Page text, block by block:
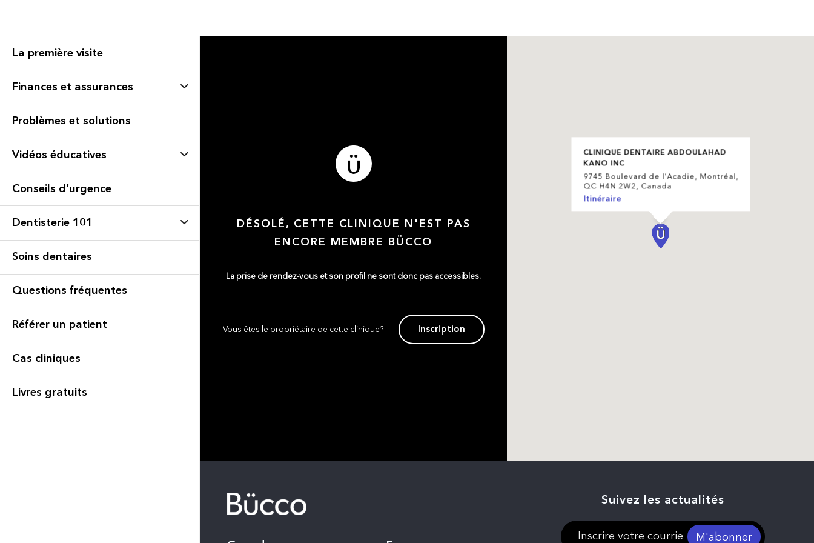
La première visite
Finances et assurances
Problèmes et solutions
Vidéos éducatives
Conseils d’urgence
Dentisterie 101
Soins dentaires
Questions fréquentes
Référer un patient
Cas cliniques
Livres gratuits
DÉSOLÉ, CETTE CLINIQUE N'EST PAS
ENCORE MEMBRE BÜCCO
La prise de rendez-vous et son profil ne sont donc pas accessibles.
Vous êtes le propriétaire de cette clinique? Inscription
CLINIQUE DENTAIRE ABDOULAHAD
KANO INC
9745 Boulevard de l'Acadie, Montréal,
QC H4N 2W2, Canada
Itinéraire
Suivez les actualités
M'abonner